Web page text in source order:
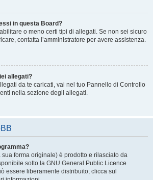
in questa Board?
o meno certi tipi di allegati. Se non sei sicuro
contatta l’amministratore per avere assistenza.
allegati?
da te caricati, vai nel tuo Pannello di Controllo
nella sezione degli allegati.
forma originale) è prodotto e rilasciato da
sotto la GNU General Public Licence
essere liberamente distribuito; clicca sul